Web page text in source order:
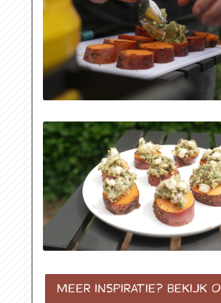
MEER INSPIRATIE? BEKIJK